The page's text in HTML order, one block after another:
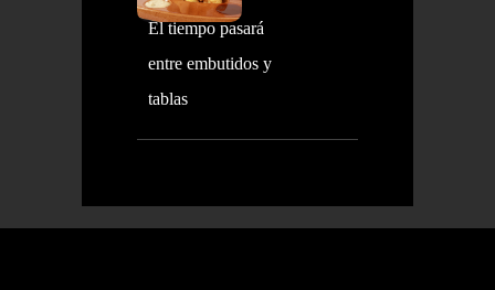
El tiempo pasará
entre embutidos y
tablas